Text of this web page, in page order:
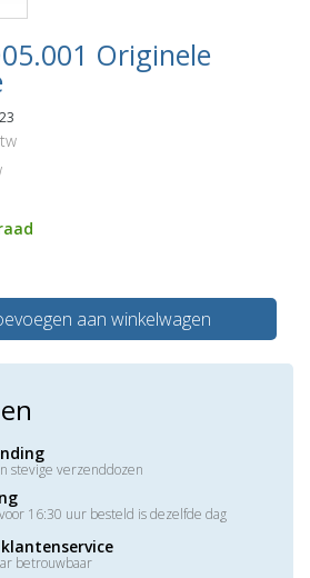
Originele
aan winkelwagen
stevige verzenddozen
16:30 uur besteld is dezelfde dag
betrouwbaar